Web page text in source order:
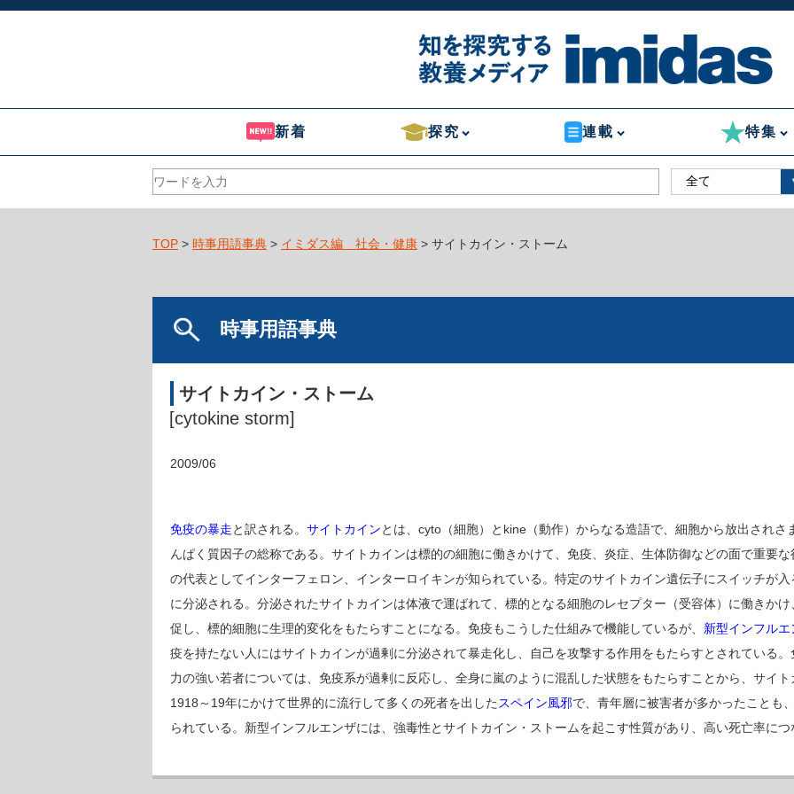
新着 探究 連載 特集
TOP > 時事用語事典 > イミダス編 社会・健康 > サイトカイン・ストーム
時事用語事典
サイトカイン・ストーム
[cytokine storm]
2009/06
免疫の暴走と訳される。 サイトカインとは、cyto（細胞）とkine（動作）からなる造語で、細胞から放出され
んぱく質因子の総称である。サイトカインは標的の細胞に働きかけて、免疫、炎症、生体防御などの面で重要
の代表としてインターフェロン、インターロイキンが知られている。特定のサイトカイン遺伝子にスイッチが
に分泌される。分泌されたサイトカインは体液で運ばれて、標的となる細胞のレセプター（受容体）に働きか
促し、標的細胞に生理的変化をもたらすことになる。免疫もこうした仕組みで機能しているが、 新型インフルエ
疫を持たない人にはサイトカインが過剰に分泌されて暴走化し、自己を攻撃する作用をもたらすとされている
力の強い若者については、免疫系が過剰に反応し、全身に嵐のように混乱した状態をもたらすことから、サイ
1918～19年にかけて世界的に流行して多くの死者を出した スペイン風邪で、青年層に被害者が多かったことも
られている。新型インフルエンザには、強毒性とサイトカイン・ストームを起こす性質があり、高い死亡率に